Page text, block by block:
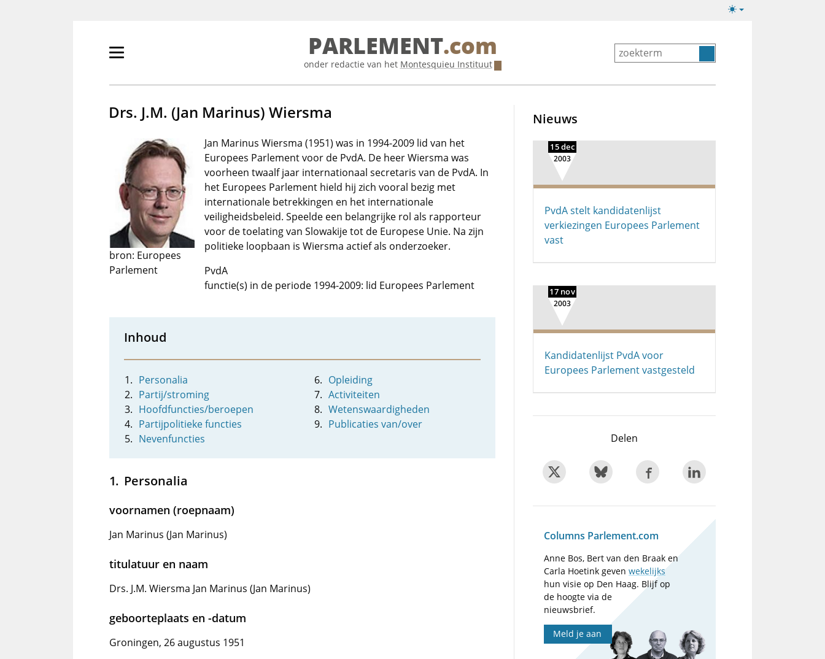
Lichte/donkere
Primair
tonen/verbergen
PARLEMENT.com
onder redactie van het Montesquieu Instituut
Drs. J.M. (Jan Marinus) Wiersma
bron: Europees
Parlement
Jan Marinus Wiersma (1951) was in 1994-2009 lid van het
Europees Parlement voor de PvdA. De heer Wiersma was
voorheen twaalf jaar internationaal secretaris van de PvdA. In
het Europees Parlement hield hij zich vooral bezig met
internationale betrekkingen en het internationale
veiligheidsbeleid. Speelde een belangrijke rol als rapporteur
voor de toelating van Slowakije tot de Europese Unie. Na zijn
politieke loopbaan is Wiersma actief als onderzoeker.
PvdA
functie(s) in de periode 1994-2009: lid Europees Parlement
Inhoud
Personalia
Partij/stroming
Hoofdfuncties/beroepen
Partijpolitieke functies
Nevenfuncties
Opleiding
Activiteiten
Wetenswaardigheden
Publicaties van/over
Personalia
voornamen (roepnaam)
Jan Marinus (Jan Marinus)
titulatuur en naam
Drs. J.M. Wiersma Jan Marinus (Jan Marinus)
geboorteplaats en -datum
Groningen, 26 augustus 1951
Nieuws
15 dec
2003
PvdA stelt kandidatenlijst
verkiezingen Europees Parlement
vast
17 nov
2003
Kandidatenlijst PvdA voor
Europees Parlement vastgesteld
Delen
Columns Parlement.com
Anne Bos, Bert van den Braak en
Carla Hoetink gevenwekelijks
hun visie op Den Haag. Blijf op
de hoogte via de
nieuwsbrief.
Meld je aan